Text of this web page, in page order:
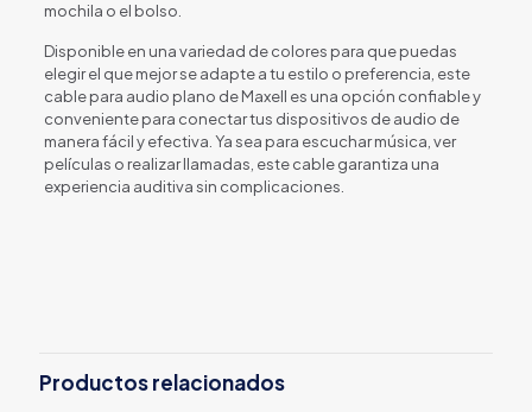
mochila o el bolso.
Disponible en una variedad de colores para que puedas
elegir el que mejor se adapte a tu estilo o preferencia, este
cable para audio plano de Maxell es una opción confiable y
conveniente para conectar tus dispositivos de audio de
manera fácil y efectiva. Ya sea para escuchar música, ver
películas o realizar llamadas, este cable garantiza una
experiencia auditiva sin complicaciones.
Productos relacionados